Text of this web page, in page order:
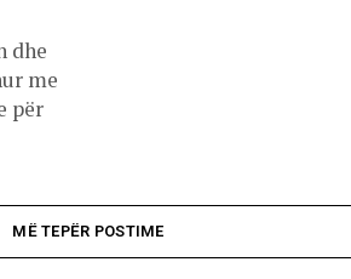
dhe
me
për
MË TEPËR POSTIME